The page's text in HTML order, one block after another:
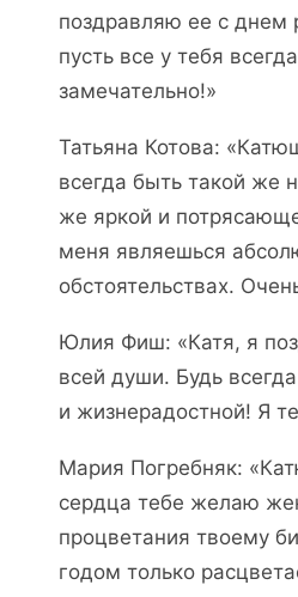
поздравляю ее с
пусть все у тебя
замечательно!»
Татьяна Котова:
всегда быть такой же
же яркой и
меня являешься
обстоятельствах.
Юлия Фиш: «Катя, я
всей души. Будь
и жизнерадостной! Я
Мария Погребняк:
сердца тебе желаю
процветания твоему
годом только